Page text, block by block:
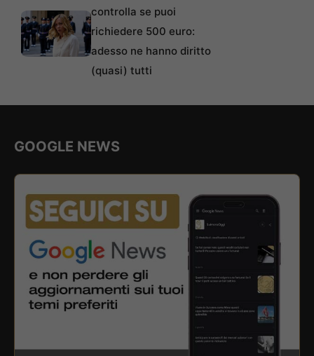
controlla se puoi
richiedere 500 euro:
adesso ne hanno diritto
(quasi) tutti
GOOGLE NEWS